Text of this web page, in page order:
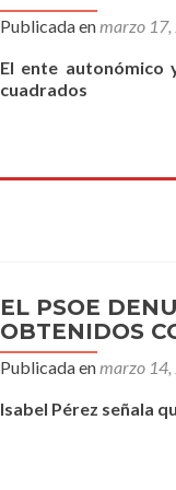
Publicada enmarzo
El ente autonómico
cuadrados
EL PSOE
OBTENIDOS
Publicada enmarzo
Isabel Pérez señala